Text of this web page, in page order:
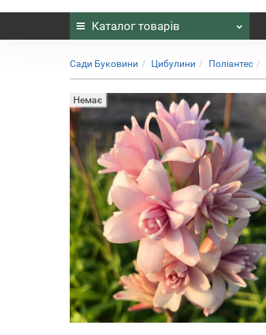
Каталог товарів
Сади Буковини Цибулини Поліантес
Немає